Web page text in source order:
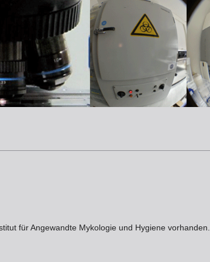
für Angewandte Mykologie und Hygiene vorhanden.